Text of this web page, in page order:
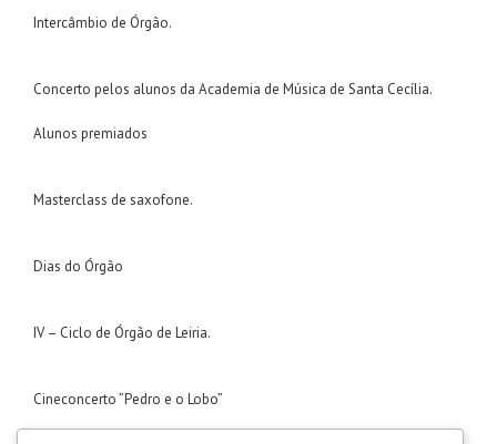
Intercâmbio de Órgão.
Concerto pelos alunos da Academia de Música de Santa Cecília.
Alunos premiados
Masterclass de saxofone.
Dias do Órgão
IV – Ciclo de Órgão de Leiria.
Cineconcerto ”Pedro e o Lobo”